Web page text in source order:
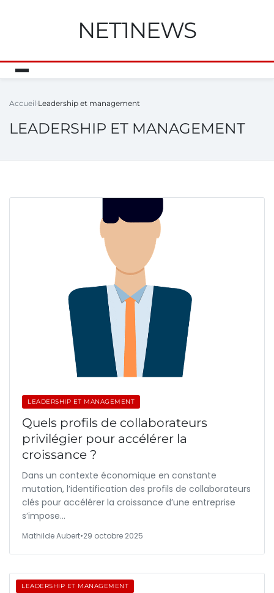
NET1NEWS
Accueil Leadership et management
LEADERSHIP ET MANAGEMENT
LEADERSHIP ET MANAGEMENT
Quels profils de collaborateurs
privilégier pour accélérer la
croissance ?
Dans un contexte économique en constante
mutation, l’identification des profils de collaborateurs
clés pour accélérer la croissance d’une entreprise
s’impose…
Mathilde Aubert•29 octobre 2025
LEADERSHIP ET MANAGEMENT